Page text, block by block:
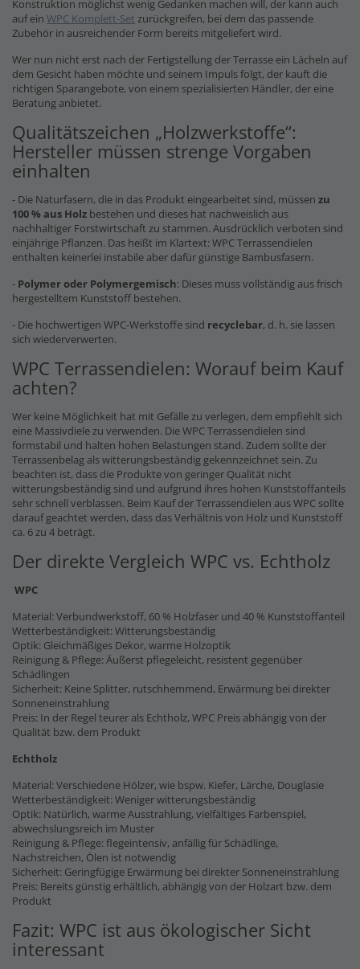
Konstruktion möglichst wenig Gedanken machen will, der kann auch
auf ein WPC Komplett-Set zurückgreifen, bei dem das passende
Zubehör in ausreichender Form bereits mitgeliefert wird.
Wer nun nicht erst nach der Fertigstellung der Terrasse ein Lächeln auf
dem Gesicht haben möchte und seinem Impuls folgt, der kauft die
richtigen Sparangebote, von einem spezialisierten Händler, der eine
Beratung anbietet.
Qualitätszeichen „Holzwerkstoffe“:
Hersteller müssen strenge Vorgaben
einhalten
- Die Naturfasern, die in das Produkt eingearbeitet sind, müssen zu
100 % aus Holz bestehen und dieses hat nachweislich aus
nachhaltiger Forstwirtschaft zu stammen. Ausdrücklich verboten sind
einjährige Pflanzen. Das heißt im Klartext: WPC Terrassendielen
enthalten keinerlei instabile aber dafür günstige Bambusfasern.
- Polymer oder Polymergemisch: Dieses muss vollständig aus frisch
hergestelltem Kunststoff bestehen.
- Die hochwertigen WPC-Werkstoffe sind recyclebar, d. h. sie lassen
sich wiederverwerten.
WPC Terrassendielen: Worauf beim Kauf
achten?
Wer keine Möglichkeit hat mit Gefälle zu verlegen, dem empfiehlt sich
eine Massivdiele zu verwenden. Die WPC Terrassendielen sind
formstabil und halten hohen Belastungen stand. Zudem sollte der
Terrassenbelag als witterungsbeständig gekennzeichnet sein. Zu
beachten ist, dass die Produkte von geringer Qualität nicht
witterungsbeständig sind und aufgrund ihres hohen Kunststoffanteils
sehr schnell verblassen. Beim Kauf der Terrassendielen aus WPC sollte
darauf geachtet werden, dass das Verhältnis von Holz und Kunststoff
ca. 6 zu 4 beträgt.
Der direkte Vergleich WPC vs. Echtholz
WPC
Material: Verbundwerkstoff, 60 % Holzfaser und 40 % Kunststoffanteil
Wetterbeständigkeit: Witterungsbeständig
Optik: Gleichmäßiges Dekor, warme Holzoptik
Reinigung & Pflege: Äußerst pflegeleicht, resistent gegenüber
Schädlingen
Sicherheit: Keine Splitter, rutschhemmend, Erwärmung bei direkter
Sonneneinstrahlung
Preis: In der Regel teurer als Echtholz, WPC Preis abhängig von der
Qualität bzw. dem Produkt
Echtholz
Material: Verschiedene Hölzer, wie bspw. Kiefer, Lärche, Douglasie
Wetterbeständigkeit: Weniger witterungsbeständig
Optik: Natürlich, warme Ausstrahlung, vielfältiges Farbenspiel,
abwechslungsreich im Muster
Reinigung & Pflege: flegeintensiv, anfällig für Schädlinge,
Nachstreichen, Ölen ist notwendig
Sicherheit: Geringfügige Erwärmung bei direkter Sonneneinstrahlung
Preis: Bereits günstig erhältlich, abhängig von der Holzart bzw. dem
Produkt
Fazit: WPC ist aus ökologischer Sicht
interessant